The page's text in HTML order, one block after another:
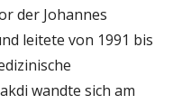
der Johannes
leitete von 1991 bis
wandte sich am